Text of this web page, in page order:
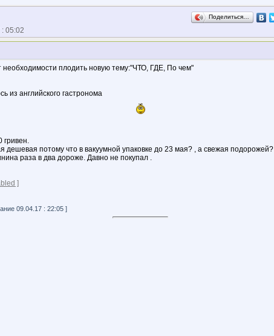
Поделиться…
05:02
необходимости плодить новую тему:"ЧТО, ГДЕ, По чем"
из английского гастронома
гривен.
дешевая потому что в вакуумной упаковке до 23 мая? , а свежая подорожей?
раза в два дороже. Давно не покупал .
]
09.04.17 : 22:05 ]